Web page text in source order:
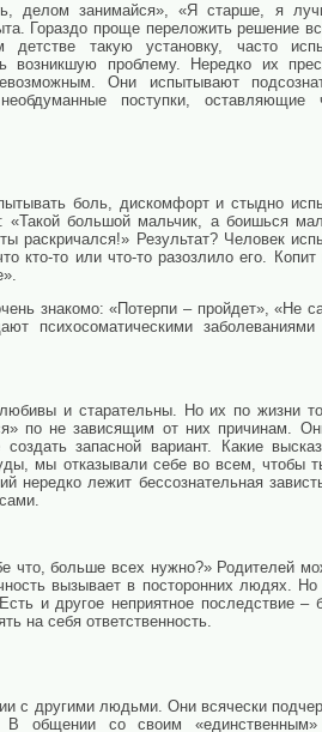
делом занимайся», «Я старше, я
Гораздо проще переложить решение
такую установку, часто
возникшую проблему. Нередко их
Они испытывают
поступки, оставляющие
боль, дискомфорт и стыдно
«Такой большой мальчик, а боишься
раскричался!» Результат? Человек
кто-то или что-то разозлило его. Копит
знакомо: «Потерпи – пройдет», «Не
психосоматическими
и старательны. Но их по жизни
по не зависящим от них причинам.
запасной вариант. Какие
мы отказывали себе во всем, чтобы
нередко лежит бессознательная
больше всех нужно?» Родителей
вызывает в посторонних людях.
и другое неприятное последствие –
на себя ответственность.
другими людьми. Они всячески
общении со своим